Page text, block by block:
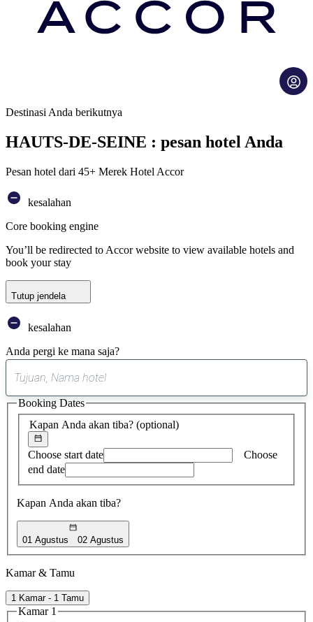
Destinasi Anda berikutnya
HAUTS-DE-SEINE : pesan hotel Anda
Pesan hotel dari 45+ Merek Hotel Accor
kesalahan
Core booking engine
You’ll be redirected to Accor website to view available hotels and
book your stay
Tutup jendela
kesalahan
Anda pergi ke mana saja?
saran
ditemukan
Kapan Anda akan tiba? (optional)
Choose start date
Choose
end date
Kapan Anda akan tiba?
01 Agustus 02 Agustus
Booking Dates
Kamar & Tamu
1 Kamar - 1 Tamu
Kamar 1